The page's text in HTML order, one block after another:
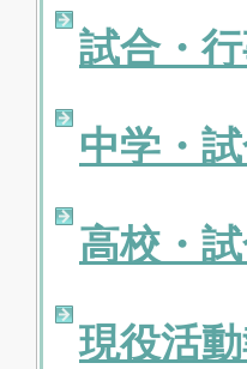
試合・
中学・
高校・
現役活